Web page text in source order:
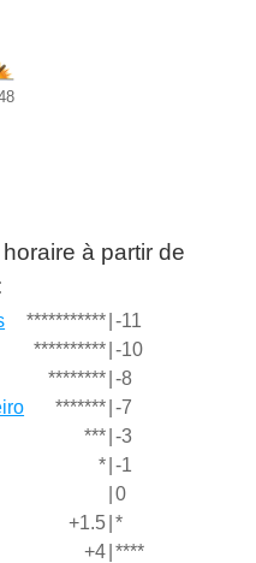
à partir de
*********** -11
********** -10
******** -8
******* -7
*** -3
* -1
0
+1.5 *
+4 ****